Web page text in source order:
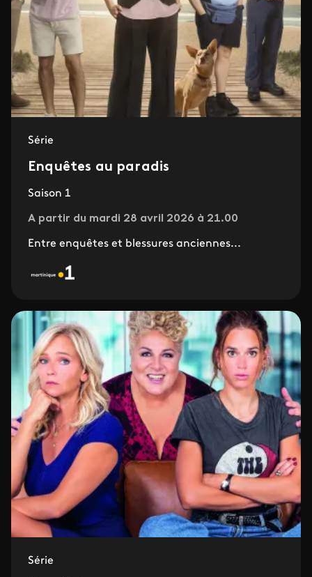
Série
Enquêtes au paradis
Saison 1
A partir du mardi 28 avril 2026 à 21.00
Entre enquêtes et blessures anciennes...
Série